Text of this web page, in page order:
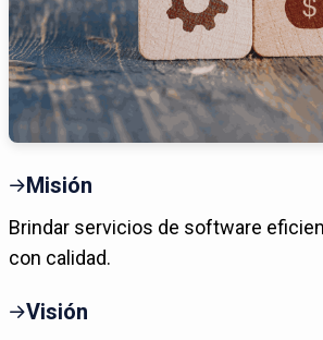
Misión
Brindar servicios de software
con calidad.
Visión